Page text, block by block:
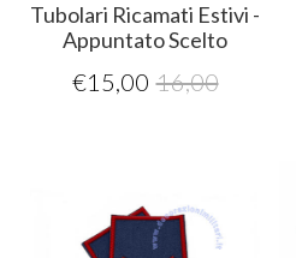
Tubolari Ricamati Estivi -
Appuntato Scelto
€15,00 16,00